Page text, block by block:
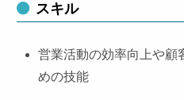
スキル
営業活動の効率向上や顧
めの技能